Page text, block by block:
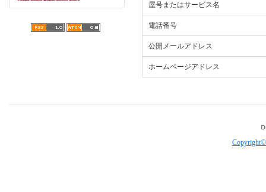
屋号またはサービス名
電話番号
公開メールアドレス
ホームページアドレス
Copyright©